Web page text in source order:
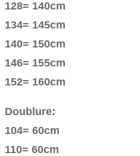
128= 140cm
134= 145cm
140= 150cm
146= 155cm
152= 160cm
Doublure:
104= 60cm
110= 60cm